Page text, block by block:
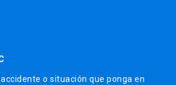
o situación que ponga en